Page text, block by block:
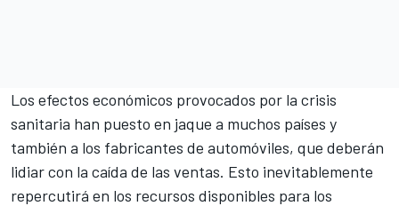
Los efectos económicos provocados por la crisis
sanitaria han puesto en jaque a muchos países y
también a los fabricantes de automóviles, que deberán
lidiar con la caída de las ventas. Esto inevitablemente
repercutirá en los recursos disponibles para los